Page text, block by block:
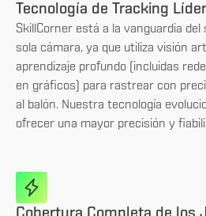
Tecnología de Tracking
SkillCorner está a la vanguardia
sola cámara, ya que utiliza visión
aprendizaje profundo (incluidas
en gráficos) para rastrear con
al balón. Nuestra tecnología
ofrecer una mayor precisión y